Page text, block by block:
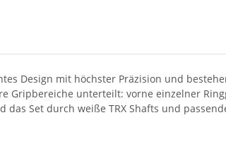
Design mit höchster Präzision und
Gripbereiche unterteilt: vorne einzelner
Set durch weiße TRX Shafts und